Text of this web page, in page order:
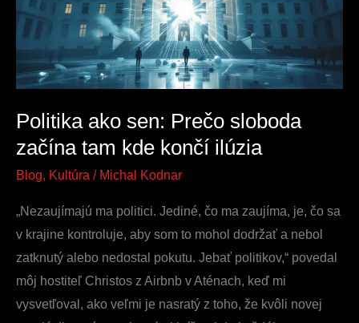
Politika ako sen: Prečo sloboda
začína tam kde končí ilúzia
Blog, Kultúra / Michal Kodnar
„Nezaujímajú ma politici. Jediné, čo ma zaujíma, je, čo sa
v krajine kontroluje, aby som to mohol dodržať a nebol
zatknutý alebo nedostal pokutu. Jebať politikov,“ povedal
môj hostiteľ Christos z Airbnb v Aténach, keď mi
vysvetľoval, ako veľmi je nasratý z toho, že kvôli novej
sloboda
začína
kde
ilúzia